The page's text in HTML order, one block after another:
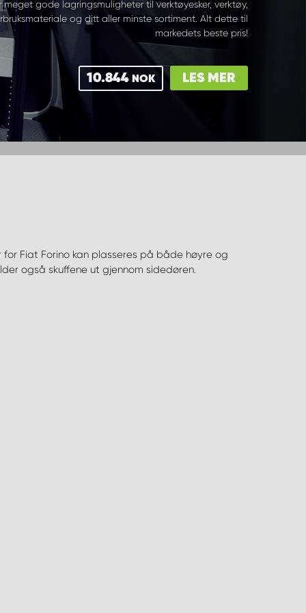
meget gode lagringsmuligheter til verktøyesker, verktøy,
og ditt aller minste sortiment. Alt dette til
markedets beste pris!
10.844 NOK LES MER
Fiat Forino kan plasseres på både høyre og
også skuffene ut gjennom sidedøren.